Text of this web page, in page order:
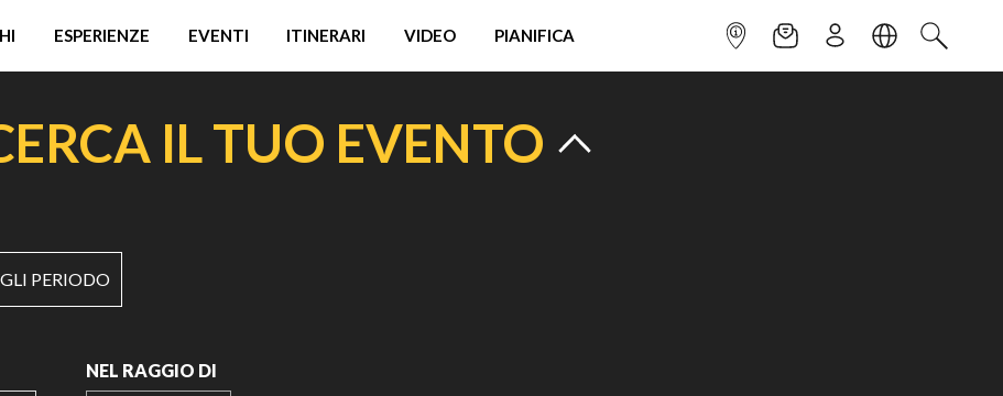
ESPERIENZE EVENTI ITINERARI VIDEO PIANIFICA INFOPOINTNEWSLETTER
ISCRIVITILINGUACERCA
IL TUO EVENTO
PERIODO
NEL RAGGIO DI